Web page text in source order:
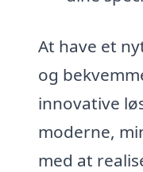
At have et
og
innovative
moderne,
med at